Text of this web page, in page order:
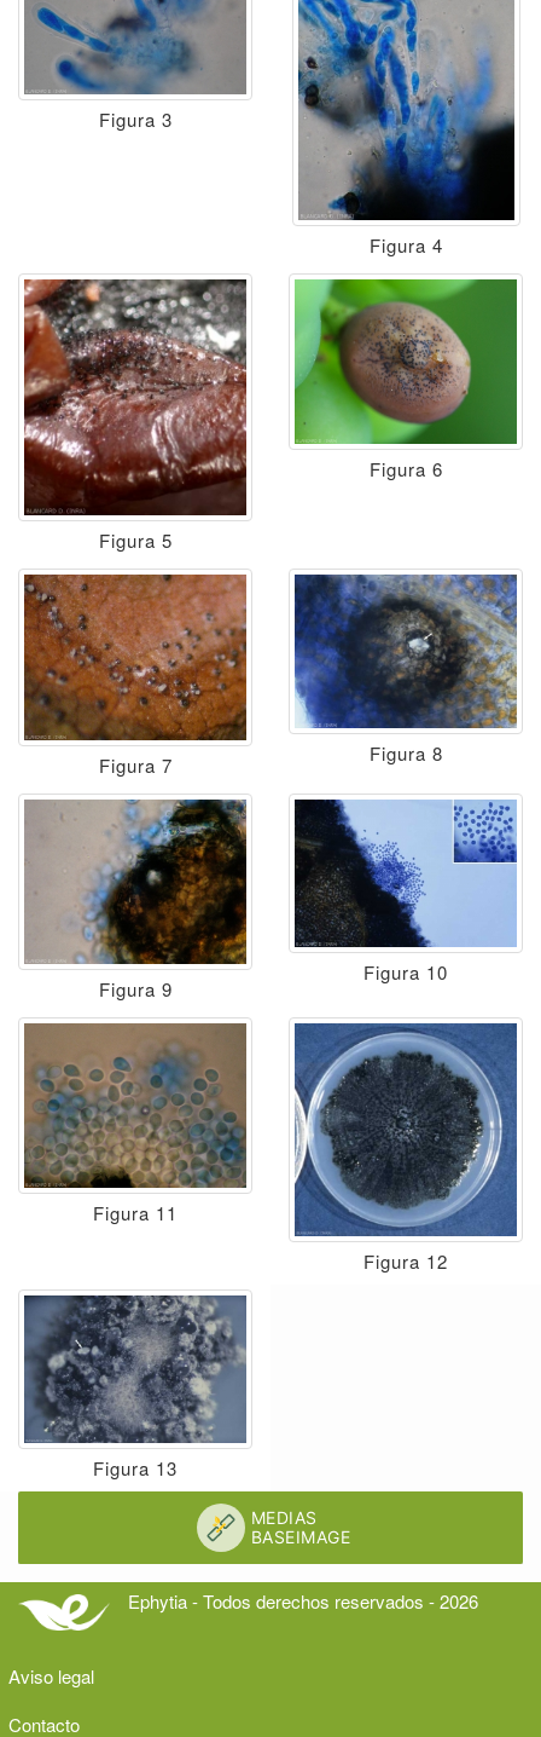
Figura 3
Figura 4
Figura 5
Figura 6
Figura 7 Figura 8
Figura 9
Figura 10
Figura 11
Figura 12
Figura 13
Ephytia - Todos derechos reservados - 2026
Aviso legal
Contacto